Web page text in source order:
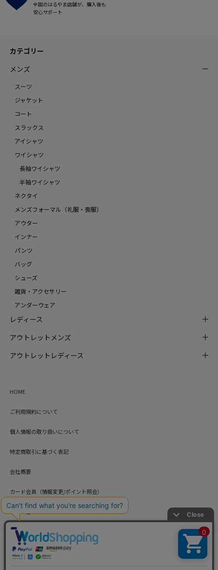
全国のはるやま店舗が、購入後も
安心サポート
カテゴリー
メンズ
スーツ
ジャケット
コート
スラックス
アイシャツ
ワイシャツ
長袖ワイシャツ
半袖ワイシャツ
ネクタイ
メンズフォーマル（礼服・喪服）
アウター
インナー
パンツ
バッグ
シューズ
雑貨・アクセサリー
アンダーウェア
レディース
アウトレットメンズ
アウトレットレディース
HOME
ご利用規約について
個人情報の取り扱いについて
特定商取引に基づく表記
会社概要
カード会員（情報変更/ポイント照会）